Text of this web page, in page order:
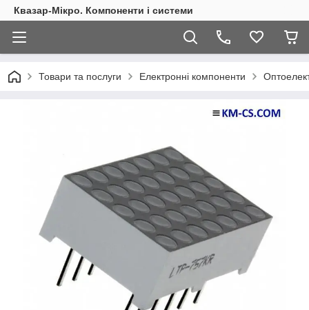
Квазар-Мікро. Компоненти і системи
Товари та послуги Електронні компоненти